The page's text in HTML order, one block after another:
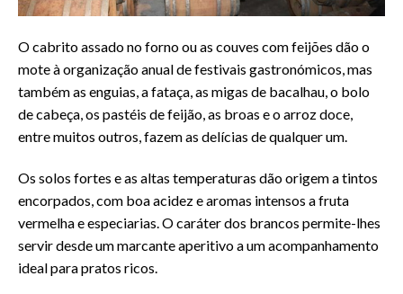
O cabrito assado no forno ou as couves com feijões dão o
mote à organização anual de festivais gastronómicos, mas
também as enguias, a fataça, as migas de bacalhau, o bolo
de cabeça, os pastéis de feijão, as broas e o arroz doce,
entre muitos outros, fazem as delícias de qualquer um.
Os solos fortes e as altas temperaturas dão origem a tintos
encorpados, com boa acidez e aromas intensos a fruta
vermelha e especiarias. O caráter dos brancos permite-lhes
servir desde um marcante aperitivo a um acompanhamento
ideal para pratos ricos.